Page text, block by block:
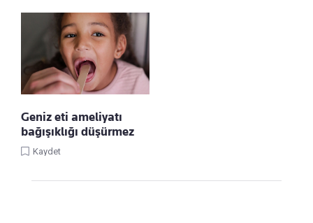
Geniz eti ameliyatı
bağışıklığı düşürmez
Kaydet